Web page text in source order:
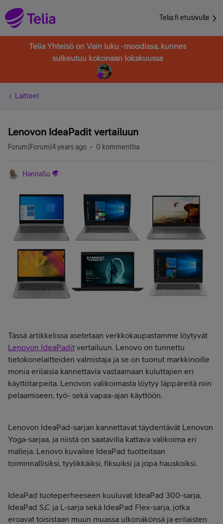
Telia.fi etusivulle
Telia Yhteisö on Vain luku -moodissa, kunnes
sulkeutuu kokonaan lokakuussa
Laitteet
Lenovon IdeaPadit vertailuun
Forum|Forum|4 years ago 0 kommenttia
HannaSu
Tässä artikkelissa asetetaan verkkokaupastamme löytyvät
Lenovon IdeaPadit vertailuun. Lenovo on tunnettu
tietokonelaitteiden valmistaja ja se on tuonut markkinoille
monia erilaisia kannettavia vastaamaan kuluttajien eri
käyttötarpeita. Lenovon valikoimasta löytyy läppäreitä niin
pelaamiseen, työ- sekä vapaa-ajan käyttöön.
Lenovon IdeaPad-sarjan kannettavat täydentävät Lenovon
Yoga-sarjaa, ja niistä on saatavilla kattava valikoima eri
malleja. Lenovo kuvailee IdeaPad tuotteitaan
toiminnallisiksi, tyylikkäiksi, fiksuiksi ja jopa hauskoiksi.
IdeaPad tuoteperheeseen kuuluvat IdeaPad 300-sarja,
IdeaPad S,C ja L-sarja sekä IdeaPad Flex-sarja, jotka
eroavat toisistaan muun muassa ulkonäkönsä ja erilaisten